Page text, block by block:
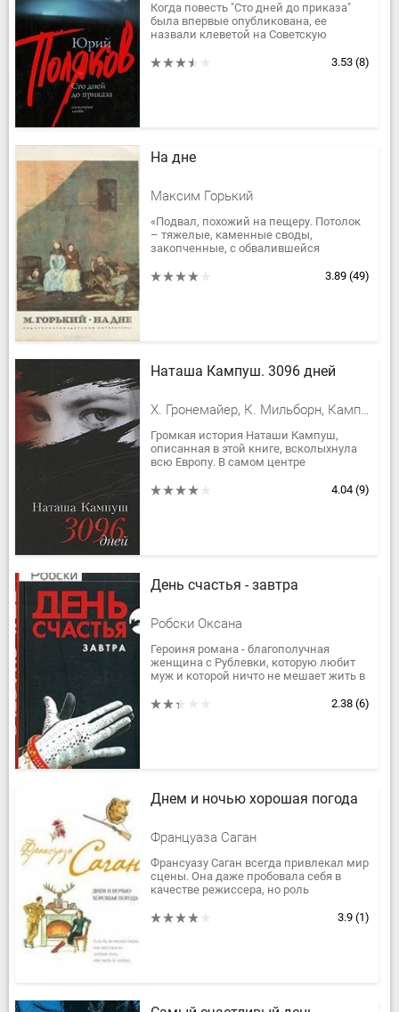
Когда повесть "Сто дней до приказа"
была впервые опубликована, ее
назвали клеветой на Советскую
обычных мальчишках, на два года...
3.53 (8)
На дне
Максим Горький
«Подвал, похожий на пещеру. Потолок
– тяжелые, каменные своды,
закопченные, с обвалившейся
сверху вниз, – из квадратного окна с
3.89 (49)
Наташа Кампуш. 3096 дней
Х. Гронемайер, К. Мильборн, Кампуш Наташа
Громкая история Наташи Кампуш,
описанная в этой книге, всколыхнула
всю Европу. В самом центре
Австрии маньяк похитил 10-летнюю
4.04 (9)
День счастья - завтра
Робски Оксана
Героиня романа - благополучная
женщина с Рублевки, которую любит
муж и которой ничто не мешает жить в
добра не доведут. К тому же...
2.38 (6)
Днем и ночью хорошая погода
Француаза Саган
Франсуазу Саган всегда привлекал мир
сцены. Она даже пробовала себя в
качестве режиссера, но роль
больший успех.
3.9 (1)